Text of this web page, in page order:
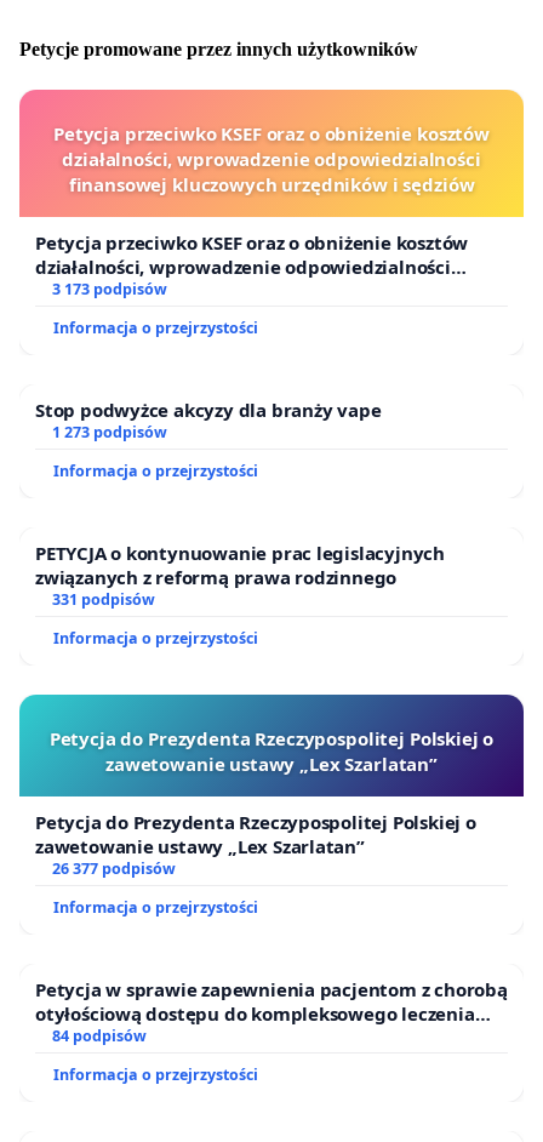
Petycje promowane przez innych użytkowników
Petycja przeciwko KSEF oraz o obniżenie kosztów
działalności, wprowadzenie odpowiedzialności
finansowej kluczowych urzędników i sędziów
Petycja przeciwko KSEF oraz o obniżenie kosztów
działalności, wprowadzenie odpowiedzialności
finansowej kluczowych urzędników i sędziów
3 173 podpisów
Informacja o przejrzystości
Stop podwyżce akcyzy dla branży vape
1 273 podpisów
Informacja o przejrzystości
PETYCJA o kontynuowanie prac legislacyjnych
związanych z reformą prawa rodzinnego
331 podpisów
Informacja o przejrzystości
Petycja do Prezydenta Rzeczypospolitej Polskiej o
zawetowanie ustawy „Lex Szarlatan”
Petycja do Prezydenta Rzeczypospolitej Polskiej o
zawetowanie ustawy „Lex Szarlatan”
26 377 podpisów
Informacja o przejrzystości
Petycja w sprawie zapewnienia pacjentom z chorobą
otyłościową dostępu do kompleksowego leczenia
oraz programów profilaktycznych.
84 podpisów
Informacja o przejrzystości